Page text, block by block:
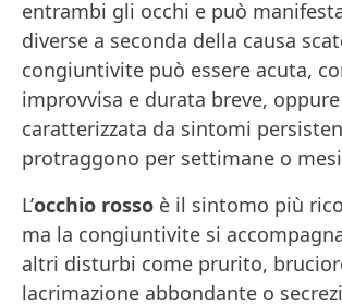
entrambi gli occhi e può
diverse a seconda della causa
congiuntivite può essere acuta,
improvvisa e durata breve,
caratterizzata da sintomi
protraggono per settimane o
L’occhio rosso è il sintomo più
ma la congiuntivite si
altri disturbi come prurito,
lacrimazione abbondante o